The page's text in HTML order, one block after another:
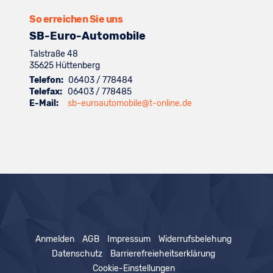
So erreichen Sie uns
SB-Euro-Automobile
Talstraße 48
35625 Hüttenberg
Telefon: 06403 / 778484
Telefax: 06403 / 778485
E-Mail:
sb-euroautomobile@t-online.de
Anmelden AGB Impressum
Widerrufsbelehung
Datenschutz
Barrierefreieheitserklärung
Cookie-Einstellungen